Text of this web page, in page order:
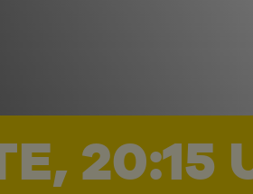
20:15